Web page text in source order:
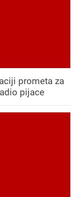
prometa za
pijace